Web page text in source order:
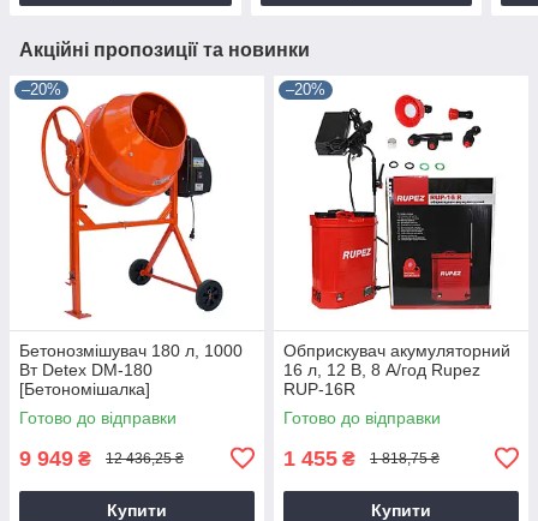
Акційні пропозиції та новинки
–20%
Бетонозмішувач 180 л, 1000
Вт Detex DM-180
[Бетономішалка]
Готово до відправки
9 949 ₴ 12 436,25 ₴
Купити
–20%
Обприскувач акумуляторний
16 л, 12 В, 8 А/год Rupez
RUP-16R
Готово до відправки
1 455 ₴ 1 818,75 ₴
Купити